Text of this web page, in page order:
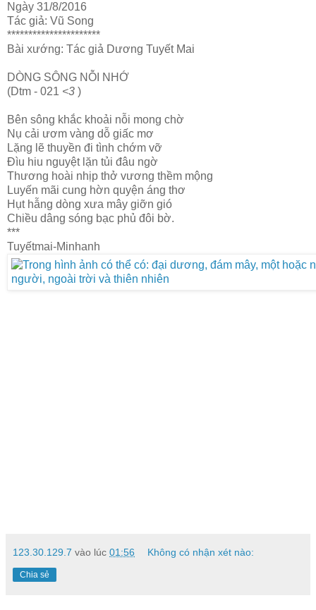
Ngày 31/8/2016
Tác giả: Vũ Song
**********************
Bài xướng: Tác giả Dương Tuyết Mai
DÒNG SÔNG NỖI NHỚ
(Dtm - 021 <3 )
Bên sông khắc khoải nỗi mong chờ
Nụ cải ươm vàng dỗ giấc mơ
Lặng lẽ thuyền đi tình chớm vỡ
Đìu hiu nguyệt lặn tủi đâu ngờ
Thương hoài nhịp thở vương thềm mộng
Luyến mãi cung hờn quyện áng thơ
Hụt hẫng dòng xưa mây giỡn gió
Chiều dâng sóng bạc phủ đôi bờ.
***
Tuyếtmai-Minhanh
123.30.129.7 vào lúc 01:56 Không có nhận xét nào:
Chia sẻ